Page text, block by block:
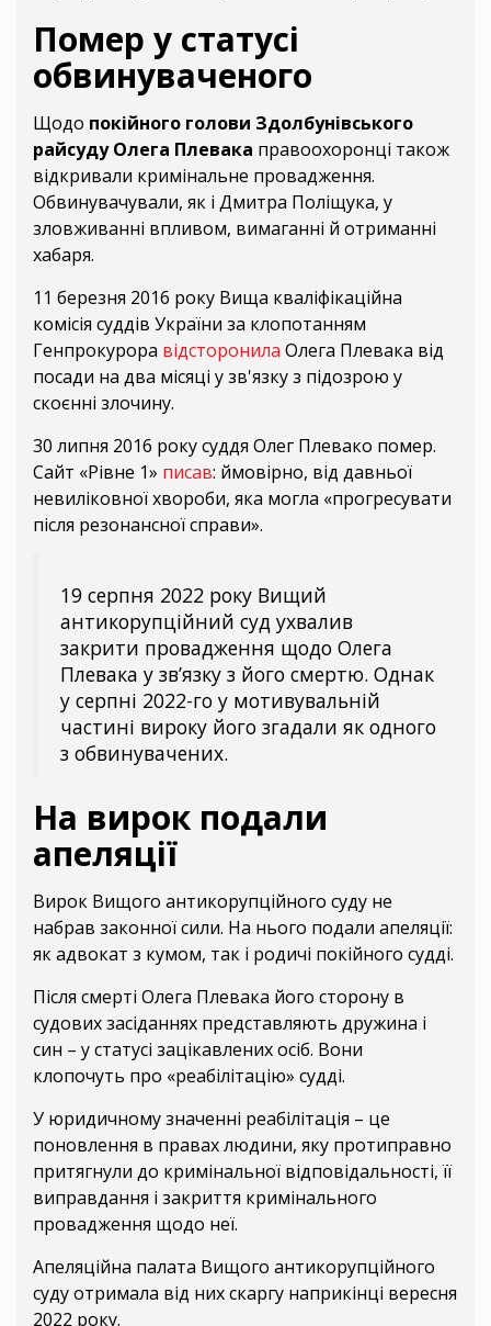
Помер у статусі
обвинуваченого
Щодо покійного голови Здолбунівського
райсуду Олега Плевака правоохоронці також
відкривали кримінальне провадження.
Обвинувачували, як і Дмитра Поліщука, у
зловживанні впливом, вимаганні й отриманні
хабаря.
11 березня 2016 року Вища кваліфікаційна
комісія суддів України за клопотанням
Генпрокурора відсторонила Олега Плевака від
посади на два місяці у зв'язку з підозрою у
скоєнні злочину.
30 липня 2016 року суддя Олег Плевако помер.
Сайт «Рівне 1» писав: ймовірно, від давньої
невиліковної хвороби, яка могла «прогресувати
після резонансної справи».
19 серпня 2022 року Вищий
антикорупційний суд ухвалив
закрити провадження щодо Олега
Плевака у зв’язку з його смертю. Однак
у серпні 2022-го у мотивувальній
частині вироку його згадали як одного
з обвинувачених.
На вирок подали
апеляції
Вирок Вищого антикорупційного суду не
набрав законної сили. На нього подали апеляції:
як адвокат з кумом, так і родичі покійного судді.
Після смерті Олега Плевака його сторону в
судових засіданнях представляють дружина і
син – у статусі зацікавлених осіб. Вони
клопочуть про «реабілітацію» судді.
У юридичному значенні реабілітація – це
поновлення в правах людини, яку протиправно
притягнули до кримінальної відповідальності, її
виправдання і закриття кримінального
провадження щодо неї.
Апеляційна палата Вищого антикорупційного
суду отримала від них скаргу наприкінці вересня
2022 року.